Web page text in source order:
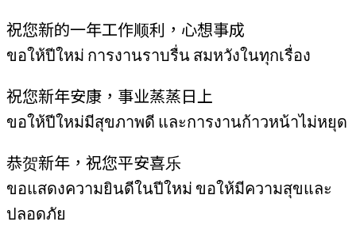
祝您新的一年工作顺利，心想事成
ขอให้ปีใหม่ การงานราบรื่น สมหวังในทุกเรื่อง
祝您新年安康，事业蒸蒸日上
ขอให้ปีใหม่มีสุขภาพดี และการงานก้าวหน้าไม่หยุด
恭贺新年，祝您平安喜乐
ขอแสดงความยินดีในปีใหม่ ขอให้มีความสุขและ
ปลอดภัย